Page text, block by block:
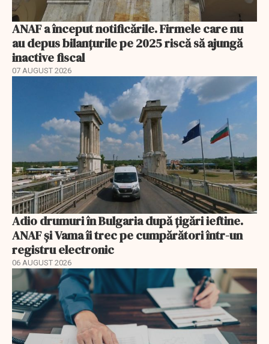
ANAF a început notificările. Firmele care nu
au depus bilanțurile pe 2025 riscă să ajungă
inactive fiscal
07 AUGUST 2026
Adio drumuri în Bulgaria după țigări ieftine.
ANAF și Vama îi trec pe cumpărători într-un
registru electronic
06 AUGUST 2026